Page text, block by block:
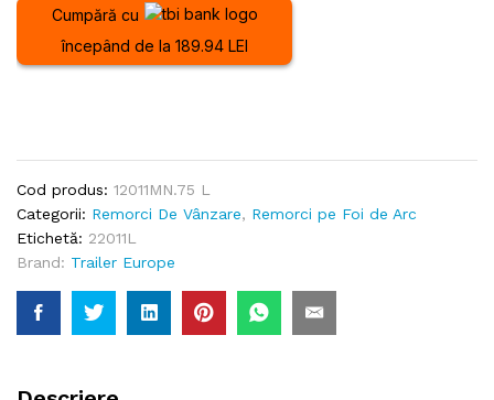
Cumpără cu
începând de la 189.94 LEI
Cod produs: 12011MN.75 L
Categorii: Remorci De Vânzare, Remorci pe Foi de Arc
Etichetă: 22011L
Brand: Trailer Europe